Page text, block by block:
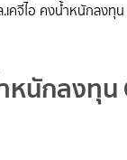
คจีไอ คงน้ำหนักลงทุน
นักลงทุน